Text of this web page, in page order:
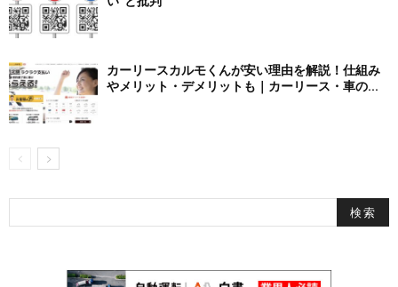
カーリースカルモくんが安い理由を解説！仕組み
やメリット・デメリットも｜カーリース・車の...